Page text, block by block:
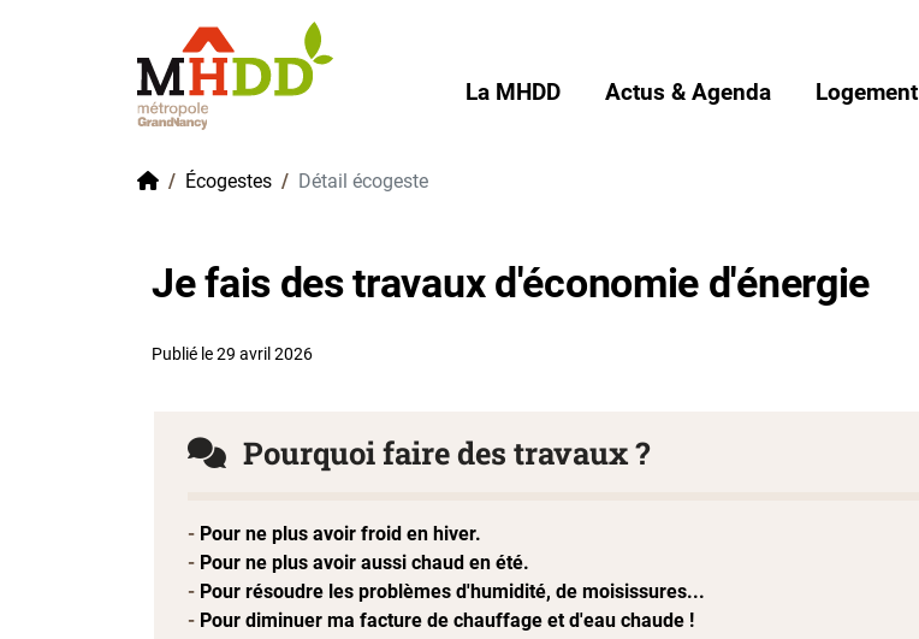
La MHDD Actus & Agenda Logement
AccueilÉcogestes Détail écogeste
Je fais des travaux d'économie d'énergie
Publié le 29 avril 2026
Pourquoi faire des travaux ?
Pour ne plus avoir froid en hiver.
Pour ne plus avoir aussi chaud en été.
Pour résoudre les problèmes d'humidité, de moisissures...
Pour diminuer ma facture de chauffage et d'eau chaude !